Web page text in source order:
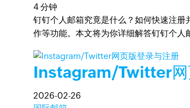
4 分钟
钉钉个人邮箱究竟是什么？如何快速注
作等功能。本文将为你详细解答钉钉个人
Instagram/Twitter网
2026-02-26